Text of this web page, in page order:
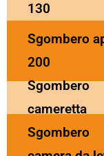
130
Sgombero
200
Sgombero
cameretta
Sgombero